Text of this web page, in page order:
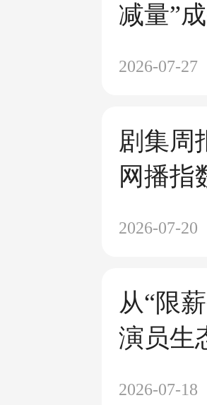
减量”
2026-07-27
剧集周
网播指
杀》表
2026-07-20
从“限
演员生
2026-07-18